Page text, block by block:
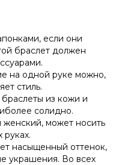
если они
браслет должен
на одной руке можно,
стиль.
из кожи и
солидно.
может носить
насыщенный оттенок,
украшения. Во всех